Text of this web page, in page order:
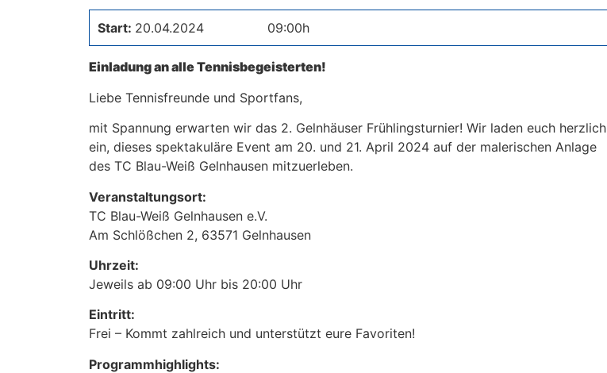
Start: 20.04.2024 09:00h
Einladung an alle Tennisbegeisterten!
Liebe Tennisfreunde und Sportfans,
mit Spannung erwarten wir das 2. Gelnhäuser Frühlingsturnier! Wir laden euch herzlich
ein, dieses spektakuläre Event am 20. und 21. April 2024 auf der malerischen Anlage
des TC Blau-Weiß Gelnhausen mitzuerleben.
Veranstaltungsort:
TC Blau-Weiß Gelnhausen e.V.
Am Schlößchen 2, 63571 Gelnhausen
Uhrzeit:
Jeweils ab 09:00 Uhr bis 20:00 Uhr
Eintritt:
Frei – Kommt zahlreich und unterstützt eure Favoriten!
Programmhighlights: